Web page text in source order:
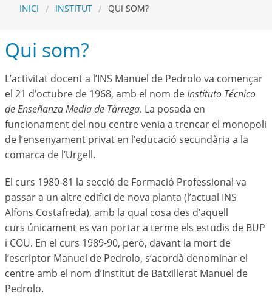
INICI INSTITUT QUI SOM?
Qui som?
L’activitat docent a l’INS Manuel de Pedrolo va començar
el 21 d’octubre de 1968, amb el nom deInstituto Técnico
de Enseñanza Media de Tàrrega. La posada en
funcionament del nou centre venia a trencar el monopoli
de l’ensenyament privat en l’educació secundària a la
comarca de l’Urgell.
El curs 1980-81 la secció de Formació Professional va
passar a un altre edifici de nova planta (l’actual INS
Alfons Costafreda), amb la qual cosa des d’aquell
curs únicament es van portar a terme els estudis de BUP
i COU. En el curs 1989-90, però, davant la mort de
l’escriptor Manuel de Pedrolo, s’acordà denominar el
centre amb el nom d’Institut de Batxillerat Manuel de
Pedrolo.